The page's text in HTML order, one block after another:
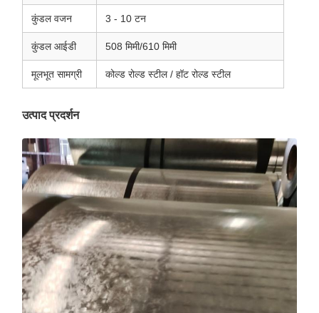
कुंडल वजन 3 - 10 टन
कुंडल आईडी 508 मिमी/610 मिमी
मूलभूत सामग्री कोल्ड रोल्ड स्टील / हॉट रोल्ड स्टील
उत्पाद प्रदर्शन